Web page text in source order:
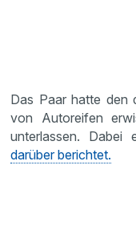
Das Paar hatte den
von Autoreifen
unterlassen. Dabei
darüber berichtet.